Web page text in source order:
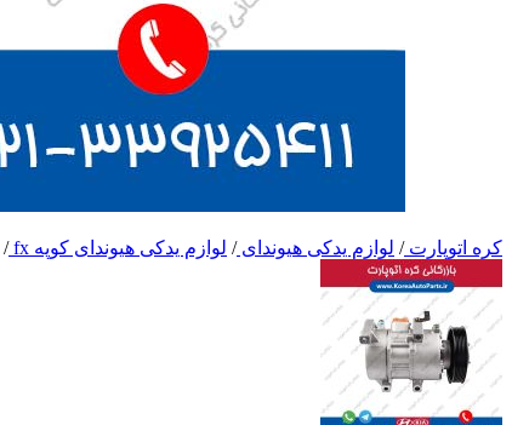
کره اتوپارت/ لوازم یدکی هیوندای/ لوازم یدکی هیوندای کوپه fx /